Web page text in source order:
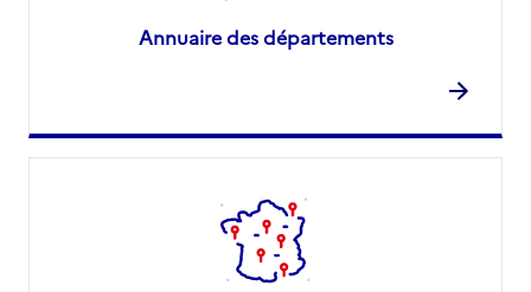
Annuaire des départements